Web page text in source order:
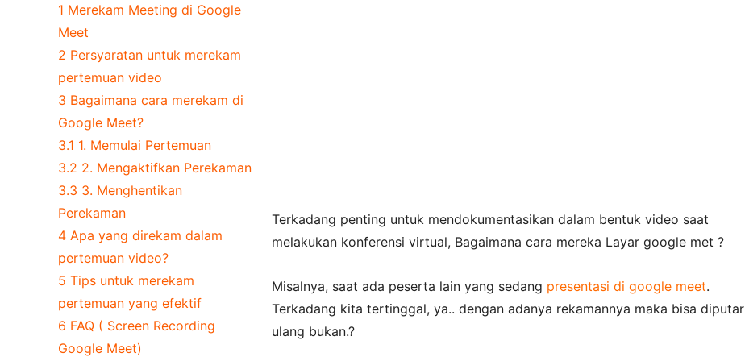
Terkadang penting untuk mendokumentasikan dalam bentuk video saat
melakukan konferensi virtual, Bagaimana cara mereka Layar google met ?
Misalnya, saat ada peserta lain yang sedang presentasi di google meet.
Terkadang kita tertinggal, ya.. dengan adanya rekamannya maka bisa diputar
ulang bukan.?
1 Merekam Meeting di Google
Meet
2 Persyaratan untuk merekam
pertemuan video
3 Bagaimana cara merekam di
Google Meet?
3.1 1. Memulai Pertemuan
3.2 2. Mengaktifkan Perekaman
3.3 3. Menghentikan
Perekaman
4 Apa yang direkam dalam
pertemuan video?
5 Tips untuk merekam
pertemuan yang efektif
6 FAQ ( Screen Recording
Google Meet)